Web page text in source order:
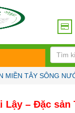
MIỀN TÂY SÔNG
– Đặc sản